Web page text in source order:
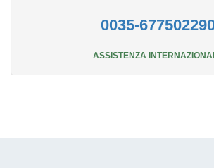
0035-
ASSISTENZA